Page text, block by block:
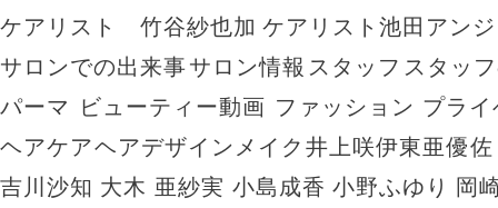
ケアリスト 竹谷紗也加 ケアリスト池田アン
サロンでの出来事サロン情報 スタッフ スタッ
パーマ
ビューティー動画 ファッション プラ
ヘアケアヘアデザイン メイク 井上咲伊東亜優
吉川沙知 大木 亜紗実 小島成香 小野ふゆり
岡